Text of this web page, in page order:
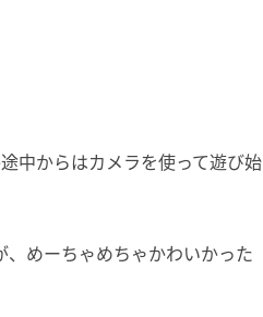
中からはカメラを使って遊び始
めーちゃめちゃかわいかった